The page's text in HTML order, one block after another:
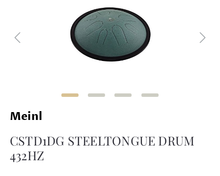
Meinl
CSTD1DG STEELTONGUE DRUM
432HZ